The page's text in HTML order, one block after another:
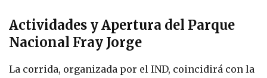
Actividades y Apertura del Parque
Nacional Fray Jorge
La corrida, organizada por el IND, coincidirá con la